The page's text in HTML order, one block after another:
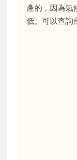
產的，因為氣
低。可以查詢